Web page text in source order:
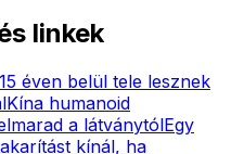
linkek
éven belül tele lesznek
Kína humanoid
a látványtólEgy
kínál, ha